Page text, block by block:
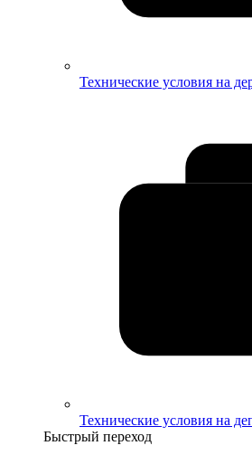
Технические условия на
Технические условия на
Быстрый переход